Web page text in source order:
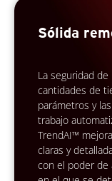
Sólida
La seguridad
cantidades de
parámetros y
trabajo
TrendAI™
claras y
con el poder de